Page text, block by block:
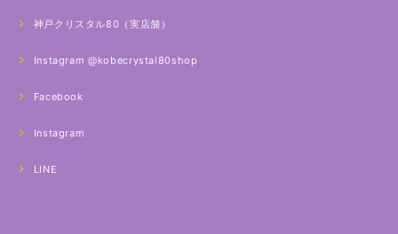
神戸クリスタル80（実店舗）
Instagram @kobecrystal80shop
Facebook
Instagram
LINE